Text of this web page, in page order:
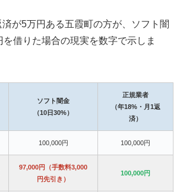
が5万円ある五霞町の方が、ソフト闇
借りた場合の現実を数字で示しま
ソフト闇金
（10日30%）
正規業者
（年18%・月1返
済）
100,000円 100,000円
97,000円（手数料3,000
円先引き）
100,000円